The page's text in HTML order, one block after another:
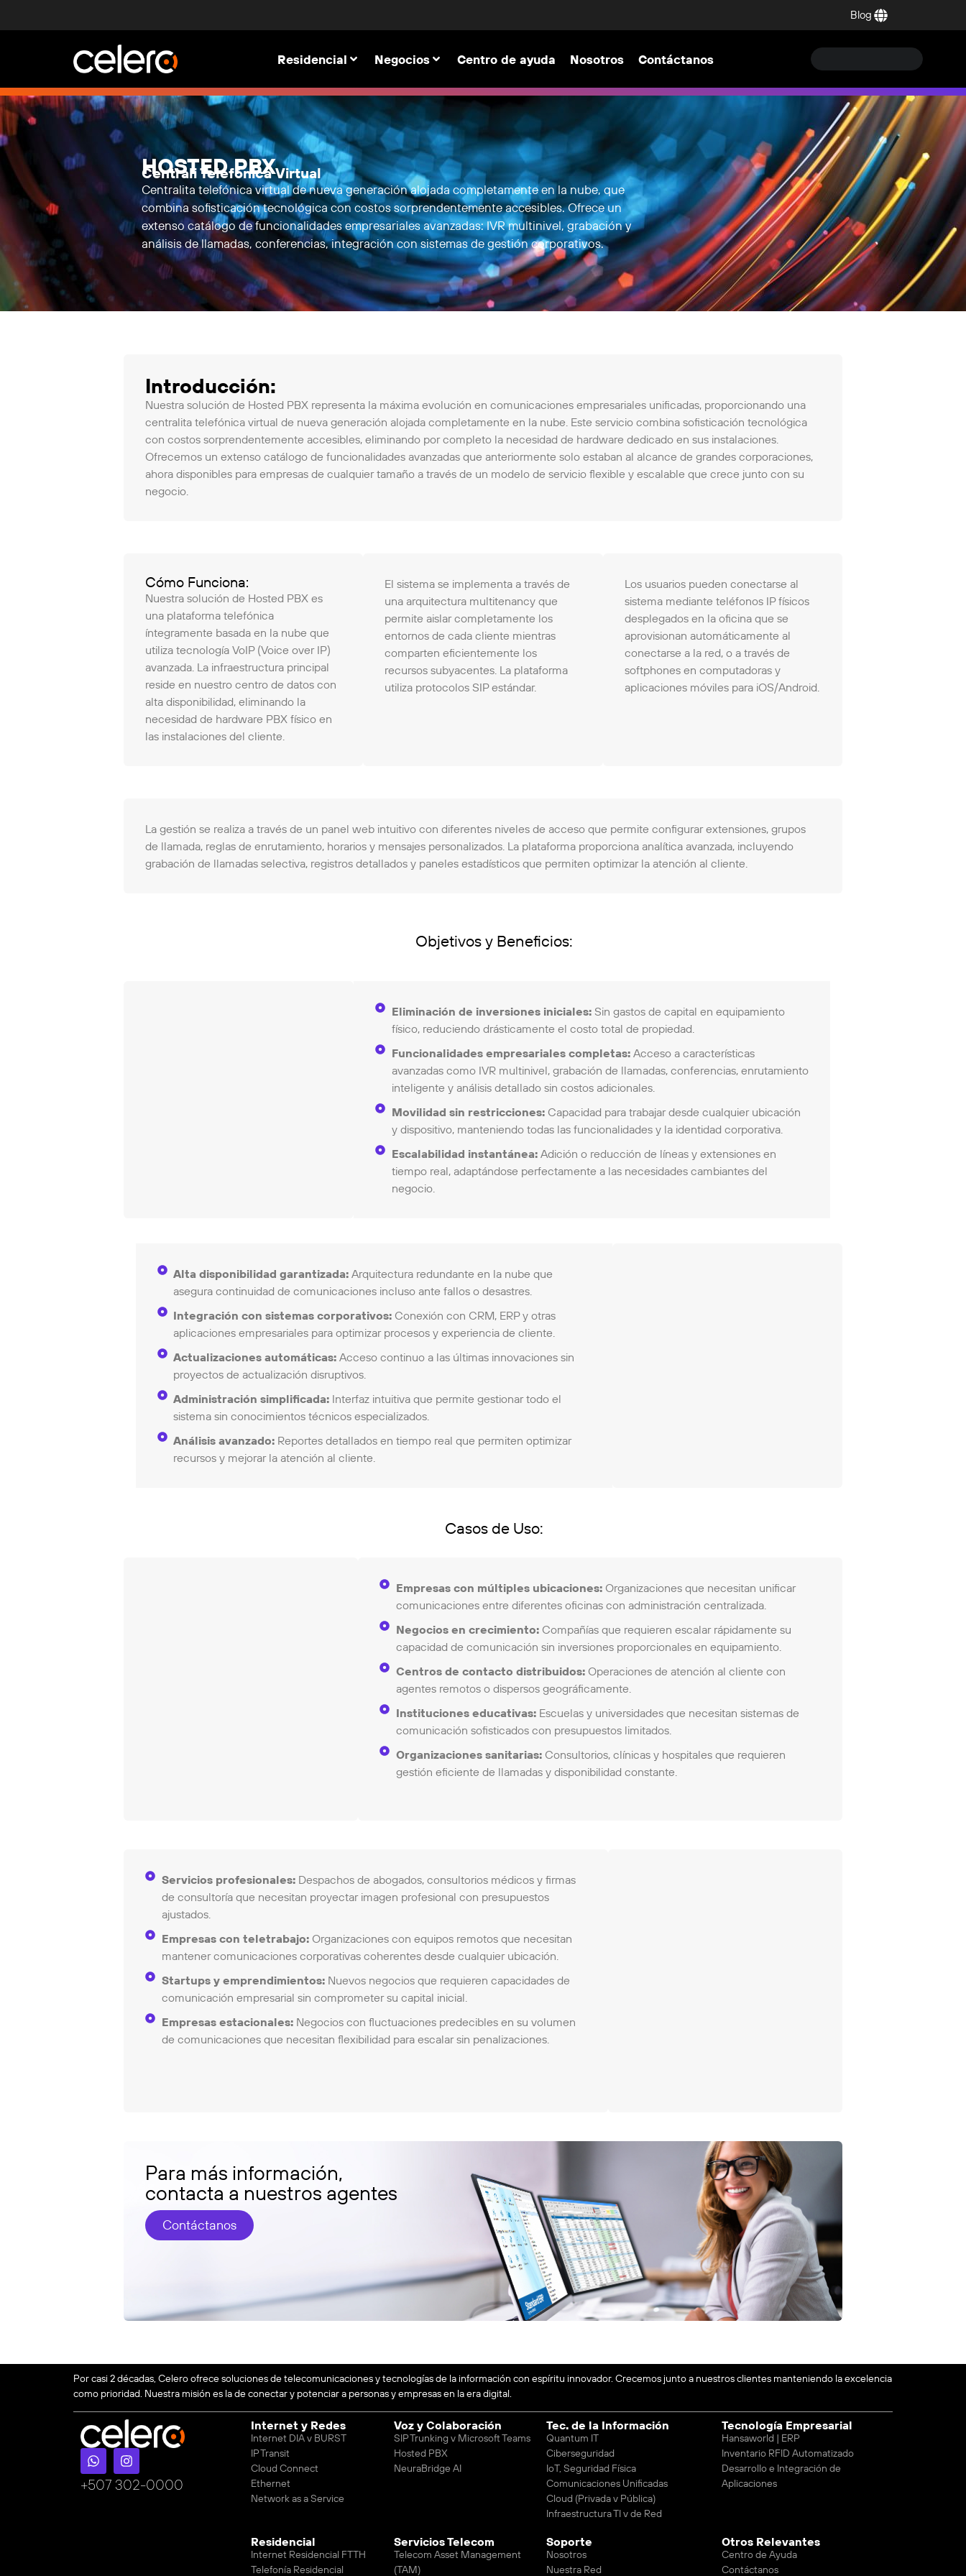
Blog
Residencial Negocios Centro de ayuda Nosotros Contáctanos
HOSTED PBX
Centrali Telefónica Virtual
Centralita telefónica virtual de nueva generación alojada completamente en la nube, que
combina sofisticación tecnológica con costos sorprendentemente accesibles. Ofrece un
extenso catálogo de funcionalidades empresariales avanzadas: IVR multinivel, grabación y
análisis de llamadas, conferencias, integración con sistemas de gestión corporativos.
Introducción:
Nuestra solución de Hosted PBX representa la máxima evolución en comunicaciones empresariales unificadas, proporcionando una
centralita telefónica virtual de nueva generación alojada completamente en la nube. Este servicio combina sofisticación tecnológica
con costos sorprendentemente accesibles, eliminando por completo la necesidad de hardware dedicado en sus instalaciones.
Ofrecemos un extenso catálogo de funcionalidades avanzadas que anteriormente solo estaban al alcance de grandes corporaciones,
ahora disponibles para empresas de cualquier tamaño a través de un modelo de servicio flexible y escalable que crece junto con su
negocio.
Cómo Funciona:
Nuestra solución de Hosted PBX es
una plataforma telefónica
íntegramente basada en la nube que
utiliza tecnología VoIP (Voice over IP)
avanzada. La infraestructura principal
reside en nuestro centro de datos con
alta disponibilidad, eliminando la
necesidad de hardware PBX físico en
las instalaciones del cliente.
El sistema se implementa a través de
una arquitectura multitenancy que
permite aislar completamente los
entornos de cada cliente mientras
comparten eficientemente los
recursos subyacentes. La plataforma
utiliza protocolos SIP estándar.
Los usuarios pueden conectarse al
sistema mediante teléfonos IP físicos
desplegados en la oficina que se
aprovisionan automáticamente al
conectarse a la red, o a través de
softphones en computadoras y
aplicaciones móviles para iOS/Android.
La gestión se realiza a través de un panel web intuitivo con diferentes niveles de acceso que permite configurar extensiones, grupos
de llamada, reglas de enrutamiento, horarios y mensajes personalizados. La plataforma proporciona analítica avanzada, incluyendo
grabación de llamadas selectiva, registros detallados y paneles estadísticos que permiten optimizar la atención al cliente.
Objetivos y Beneficios:
Eliminación de inversiones iniciales:Sin gastos de capital en equipamiento
físico, reduciendo drásticamente el costo total de propiedad.
Funcionalidades empresariales completas:Acceso a características
avanzadas como IVR multinivel, grabación de llamadas, conferencias, enrutamiento
inteligente y análisis detallado sin costos adicionales.
Movilidad sin restricciones:Capacidad para trabajar desde cualquier ubicación
y dispositivo, manteniendo todas las funcionalidades y la identidad corporativa.
Escalabilidad instantánea:Adición o reducción de líneas y extensiones en
tiempo real, adaptándose perfectamente a las necesidades cambiantes del
negocio.
Alta disponibilidad garantizada: Arquitectura redundante en la nube que
asegura continuidad de comunicaciones incluso ante fallos o desastres.
Integración con sistemas corporativos: Conexión con CRM, ERP y otras
aplicaciones empresariales para optimizar procesos y experiencia de cliente.
Actualizaciones automáticas: Acceso continuo a las últimas innovaciones sin
proyectos de actualización disruptivos.
Administración simplificada: Interfaz intuitiva que permite gestionar todo el
sistema sin conocimientos técnicos especializados.
Análisis avanzado: Reportes detallados en tiempo real que permiten optimizar
recursos y mejorar la atención al cliente.
Casos de Uso:
Empresas con múltiples ubicaciones:Organizaciones que necesitan unificar
comunicaciones entre diferentes oficinas con administración centralizada.
Negocios en crecimiento:Compañías que requieren escalar rápidamente su
capacidad de comunicación sin inversiones proporcionales en equipamiento.
Centros de contacto distribuidos:Operaciones de atención al cliente con
agentes remotos o dispersos geográficamente.
Instituciones educativas:Escuelas y universidades que necesitan sistemas de
comunicación sofisticados con presupuestos limitados.
Organizaciones sanitarias:Consultorios, clínicas y hospitales que requieren
gestión eficiente de llamadas y disponibilidad constante.
Servicios profesionales:Despachos de abogados, consultorios médicos y firmas
de consultoría que necesitan proyectar imagen profesional con presupuestos
ajustados.
Empresas con teletrabajo:Organizaciones con equipos remotos que necesitan
mantener comunicaciones corporativas coherentes desde cualquier ubicación.
Startups y emprendimientos:Nuevos negocios que requieren capacidades de
comunicación empresarial sin comprometer su capital inicial.
Empresas estacionales:Negocios con fluctuaciones predecibles en su volumen
de comunicaciones que necesitan flexibilidad para escalar sin penalizaciones.
Para más información,
contacta a nuestros agentes
Contáctanos
Por casi 2 décadas, Celero ofrece soluciones de telecomunicaciones y tecnologías de la información con espíritu innovador. Crecemos junto a nuestros clientes manteniendo la excelencia
como prioridad. Nuestra misión es la de conectar y potenciar a personas y empresas en la era digital.
‪+507 302-0000
Internet y Redes
Internet DIA v BURST
IP Transit
Cloud Connect
Ethernet
Network as a Service
Voz y Colaboración
SIP Trunking v Microsoft Teams
Hosted PBX
NeuraBridge AI
Tec. de la Información
Quantum IT
Ciberseguridad
IoT, Seguridad Física
Comunicaciones Unificadas
Cloud (Privada v Pública)
Infraestructura TI v de Red
Tecnología Empresarial
Hansaworld | ERP
Inventario RFID Automatizado
Desarrollo e Integración de
Aplicaciones
Residencial
Internet Residencial FTTH
Telefonía Residencial
Servicios Telecom
Telecom Asset Management
(TAM)
Soporte
Nosotros
Nuestra Red
Otros Relevantes
Centro de Ayuda
Contáctanos